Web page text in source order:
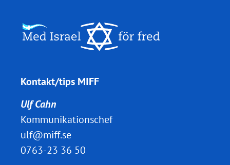
Kontakt/tips MIFF
Ulf Cahn
Kommunikationschef
ulf@miff.se
0763-23 36 50